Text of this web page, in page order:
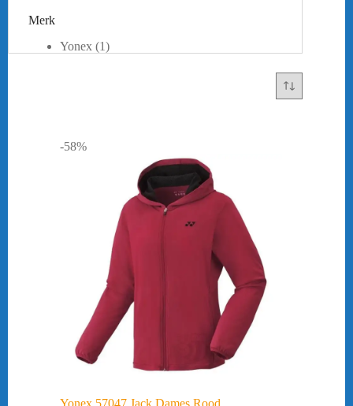
-58%
Yonex 57047 Jack Dames Rood
Merk
Yonex (1)